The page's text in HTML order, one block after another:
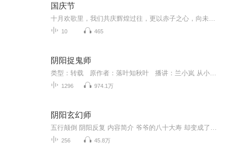
国庆节
10 465
阴阳捉鬼师
1296 974.1万
阴阳玄幻师
256 45.8万